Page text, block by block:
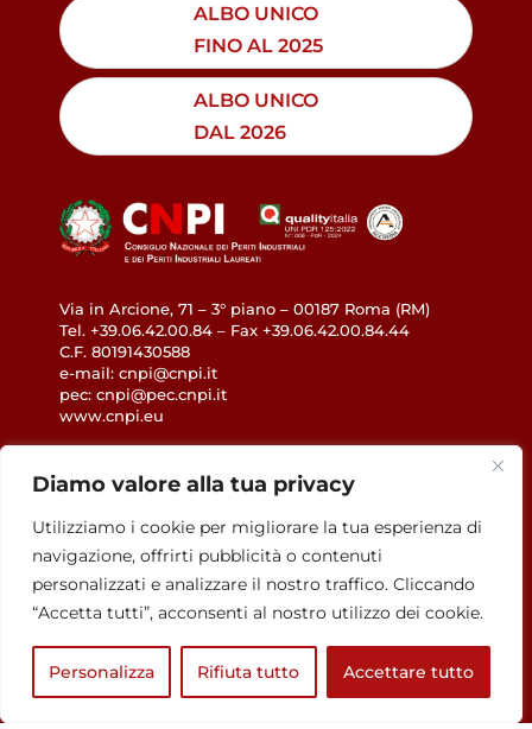
Diamo valore alla tua privacy
Utilizziamo i cookie per migliorare la tua esperienza di
navigazione, offrirti pubblicità o contenuti
personalizzati e analizzare il nostro traffico. Cliccando
“Accetta tutti”, acconsenti al nostro utilizzo dei cookie.
Personalizza Rifiuta tutto Accettare tutto
ALBO UNICO
FINO AL 2025
ALBO UNICO
DAL 2026
Via in Arcione, 71 – 3° piano – 00187 Roma (RM)
Tel. +39.06.42.00.84 – Fax +39.06.42.00.84.44
C.F. 80191430588
e-mail: cnpi@cnpi.it
pec: cnpi@pec.cnpi.it
www.cnpi.eu
GDPR
Privacy Policy
Cookie Policy
Accessibilità